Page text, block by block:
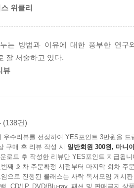
양이 아닌 질이다. 하루 종일 말을 한
사람들이 상대의 말에 귀 기울이는
찬가지로 대화에서도 당신은 다른 사
으로도 충분하다.
위클리
는 방법과 이유에 대한 풍부한 연
잘 서술하고 있다.
뷰
(138건)
우수리뷰를 선정하여 YES포인트 3만원을 드
구매 후 리뷰 작성 시 일반회원 300원, 마니
로드 후 작성한 리뷰만 YES포인트 지급됩니
째 회차 주문확정 시점부터 마지막 회차 주
으로 진행된 클래스는 사락 독서모임 게시
, CD/LP, DVD/Blu-ray, 패션 및 판매금지 상